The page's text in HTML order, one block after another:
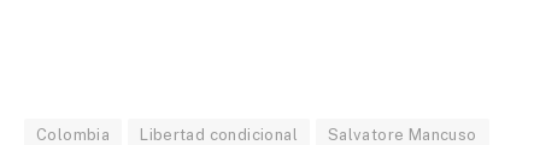
Colombia Libertad condicional Salvatore Mancuso